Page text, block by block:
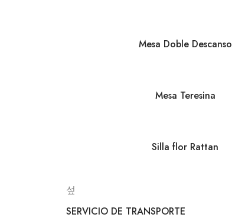
Mesa Doble Descanso
Mesa Teresina
Silla flor Rattan
SERVICIO DE TRANSPORTE